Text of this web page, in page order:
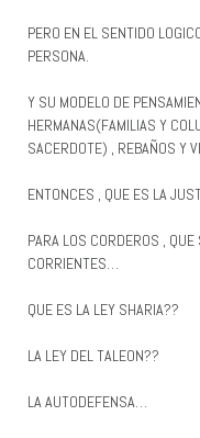
PERO EN EL SENTIDO
PERSONA.
Y SU MODELO DE
HERMANAS(FAMILIAS Y
SACERDOTE) , REBAÑOS Y
ENTONCES , QUE ES LA
PARA LOS CORDEROS ,
CORRIENTES…
QUE ES LA LEY SHARIA??
LA LEY DEL TALEON??
LA AUTODEFENSA…